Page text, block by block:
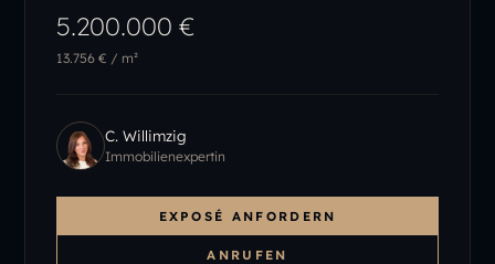
5.200.000 €
13.756 € / m²
C. Willimzig
Immobilienexpertin
EXPOSÉ ANFORDERN
ANRUFEN